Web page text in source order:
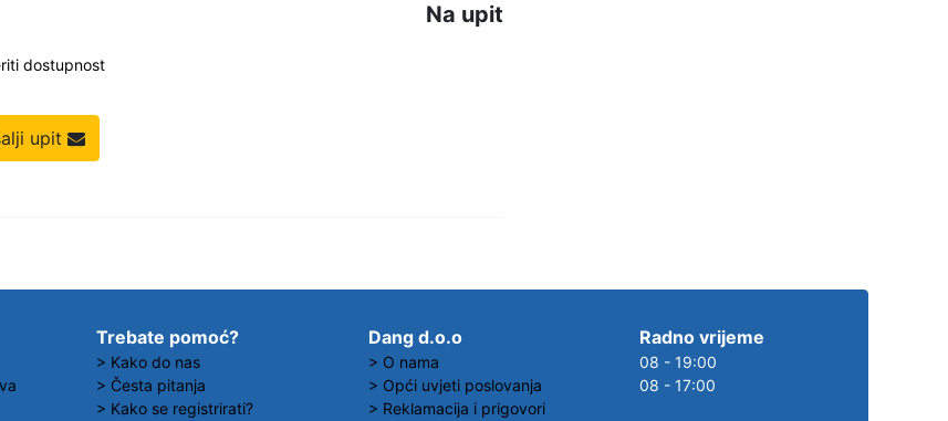
Na upit
dostupnost
upit
Trebate pomoć?
> Kako do nas
> Česta pitanja
> Kako se registrirati?
Dang d.o.o
> O nama
> Opći uvjeti poslovanja
> Reklamacija i prigovori
Radno vrijeme
08 - 19:00
08 - 17:00